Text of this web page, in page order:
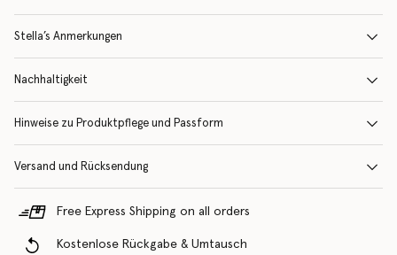
Stella’s Anmerkungen
Nachhaltigkeit
Hinweise zu Produktpflege und Passform
Versand und Rücksendung
Free Express Shipping on all orders
Kostenlose Rückgabe & Umtausch